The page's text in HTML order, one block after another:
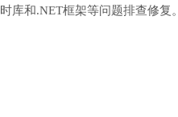
库和.NET框架等问题排查修复。